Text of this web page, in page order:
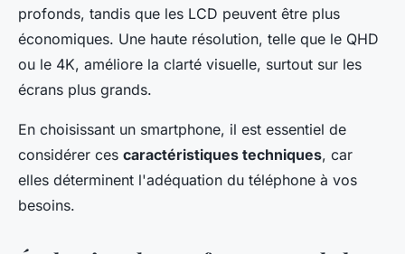
profonds, tandis que les LCD peuvent être plus
économiques. Une haute résolution, telle que le QHD
ou le 4K, améliore la clarté visuelle, surtout sur les
écrans plus grands.
En choisissant un smartphone, il est essentiel de
considérer ces caractéristiques techniques, car
elles déterminent l'adéquation du téléphone à vos
besoins.